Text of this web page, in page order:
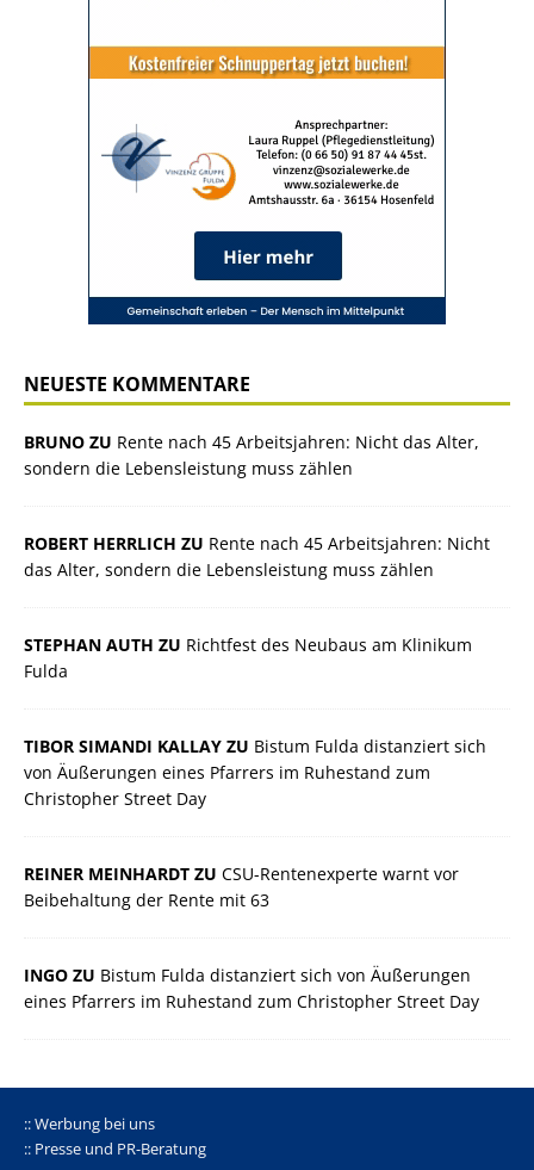
NEUESTE KOMMENTARE
BRUNO ZU Rente nach 45 Arbeitsjahren: Nicht das Alter,
sondern die Lebensleistung muss zählen
ROBERT HERRLICH ZU Rente nach 45 Arbeitsjahren: Nicht
das Alter, sondern die Lebensleistung muss zählen
STEPHAN AUTH ZU Richtfest des Neubaus am Klinikum
Fulda
TIBOR SIMANDI KALLAY ZU Bistum Fulda distanziert sich
von Äußerungen eines Pfarrers im Ruhestand zum
Christopher Street Day
REINER MEINHARDT ZU CSU-Rentenexperte warnt vor
Beibehaltung der Rente mit 63
INGO ZU Bistum Fulda distanziert sich von Äußerungen
eines Pfarrers im Ruhestand zum Christopher Street Day
:: Werbung bei uns
:: Presse und PR-Beratung